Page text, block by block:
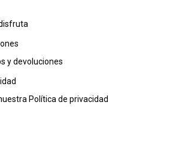
y devoluciones
Política de privacidad